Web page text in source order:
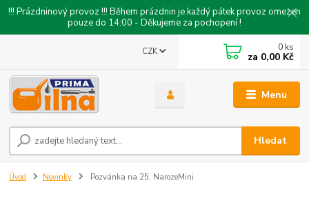
!!! Prázdninový provoz !!! Během prázdnin je každý pátek provoz omezen
pouze do 14:00 - Děkujeme za pochopení !
Menu
CZK
Hledat
0 ks
za 0,00 Kč
Úvod Novinky Pozvánka na 25. NarozeMini